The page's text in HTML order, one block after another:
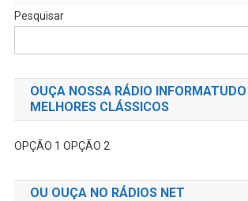
Pesquisar
OUÇA NOSSA RÁDIO
MELHORES CLÁSSICOS
OPÇÃO 1 OPÇÃO 2
OU OUÇA NO RÁDIOS NET